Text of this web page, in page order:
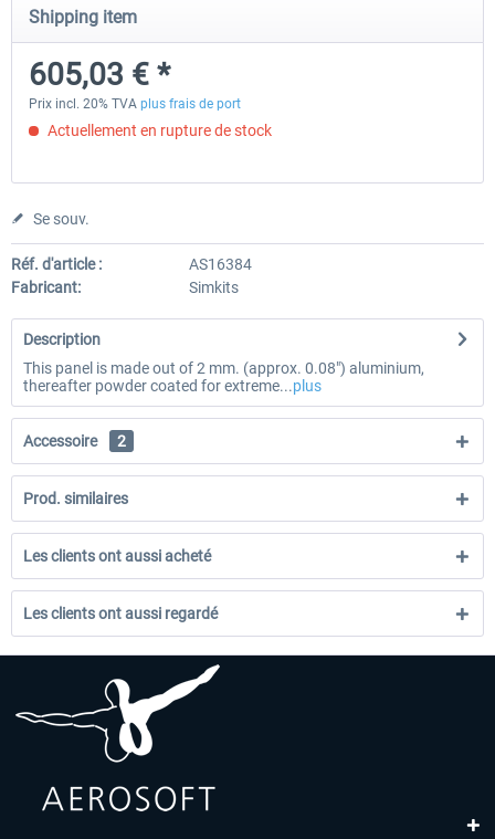
50,41 € *
Shipping item
605,03 € *
Prix incl. 20% TVA plus frais de port
Actuellement en rupture de stock
Se souv.
Réf. d'article :
AS16384
Fabricant:
Simkits
Description
This panel is made out of 2 mm. (approx. 0.08″) aluminium,
thereafter powder coated for extreme...plus
Accessoire 2
Prod. similaires
Les clients ont aussi acheté
Les clients ont aussi regardé